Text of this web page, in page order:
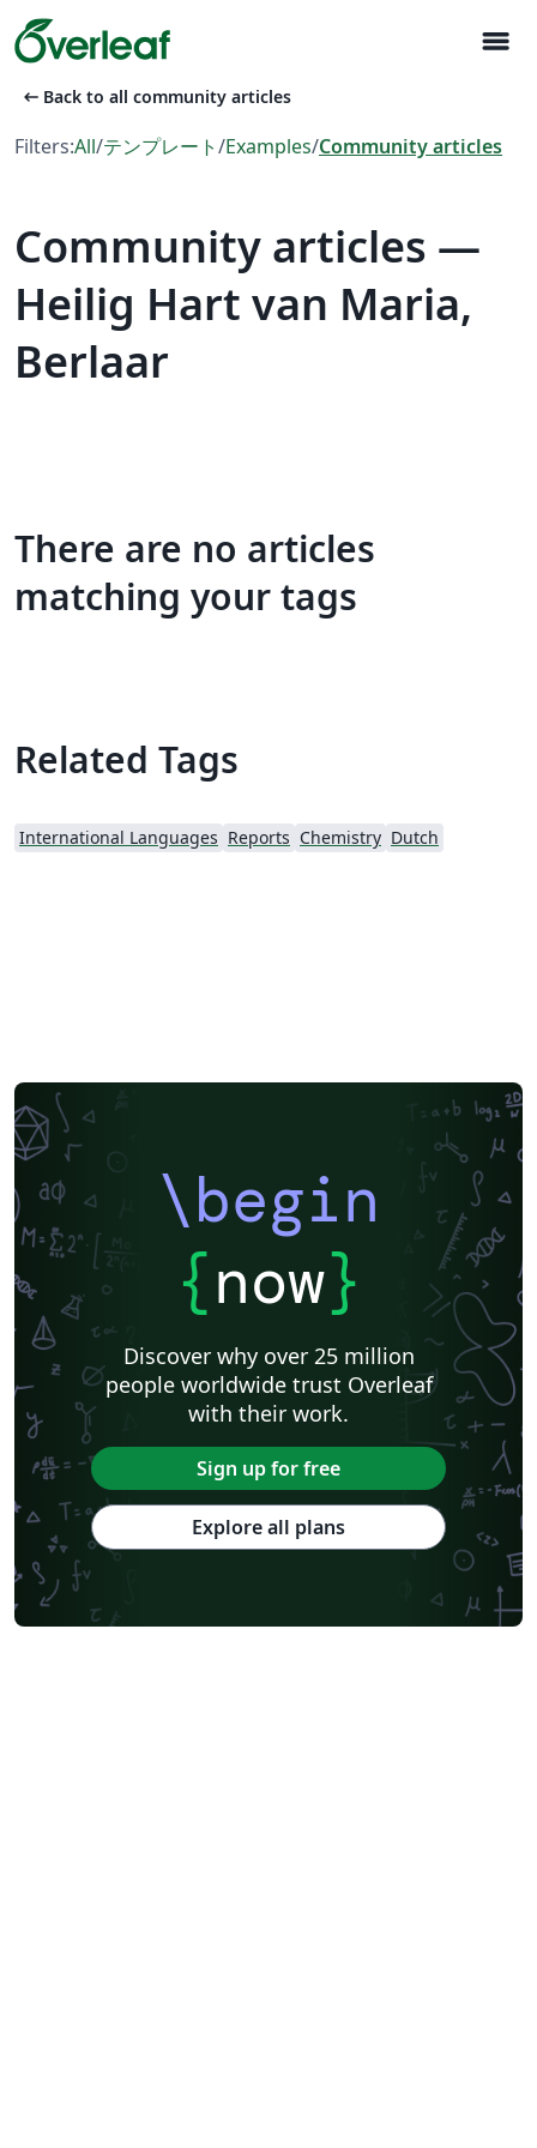
menu
arrow_left_alt Back to all community articles
Filters:All/テンプレート/Examples/Community articles
Community articles —
Heilig Hart van Maria,
Berlaar
There are no articles
matching your tags
Related Tags
International Languages Reports Chemistry Dutch
\begin
{now}
Discover why over 25 million
people worldwide trust Overleaf
with their work.
Sign up for free
Explore all plans